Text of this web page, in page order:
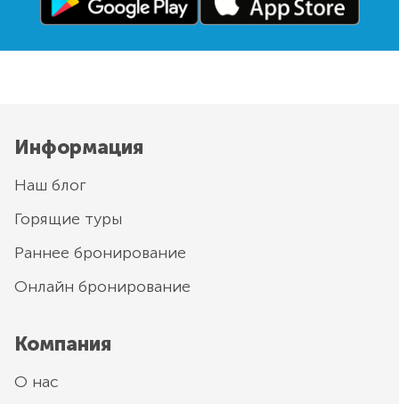
Информация
Наш блог
Горящие туры
Раннее бронирование
Онлайн бронирование
Компания
О нас